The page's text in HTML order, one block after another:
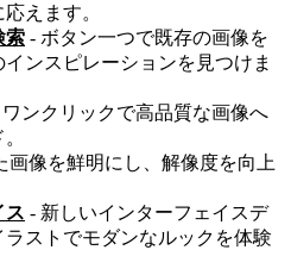
えます。
索 - ボタン一つで既存の画像を
ンスピレーションを見つけま
ワンクリックで高品質な画像へ
画像を鮮明にし、解像度を向上
ス - 新しいインターフェイスデ
ストでモダンなルックを体験